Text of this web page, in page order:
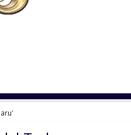
Lemari Pakaian Mewah Pintu 4